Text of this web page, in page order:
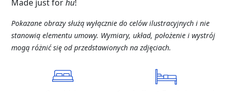
Made just forhu!
Pokazaneobrazy służą wyłącznie docelów ilustracyjnych inie
stanowią elementu umowy. Wymiary,układ,położenie iwystrój
mogą różnić się od przedstawionych na zdjęciach.